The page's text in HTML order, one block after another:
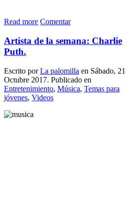
Read more Comentar
Artista de la semana: Charlie
Puth.
Escrito porLa palomilla en Sábado, 21
Octubre 2017. Publicado en
Entretenimiento, Música, Temas para
jóvenes, Videos